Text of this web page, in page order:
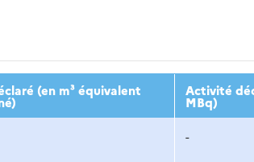
2016 2017 2018
(en m³ équivalent Activité
MBq)
-